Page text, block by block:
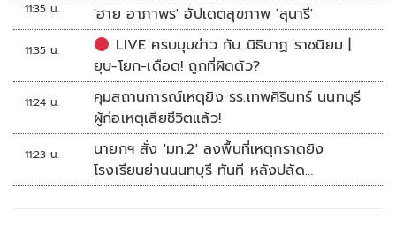
11:35 น. 'ฮาย อาภาพร' อัปเดตสุขภาพ 'สุนารี'
11:35 น.
LIVE ครบมุมข่าว กับ..นิธินาฏ ราชนิยม |
ยุบ-โยก-เดือด! ถูกที่ผิดตัว?
11:24 น.
คุมสถานการณ์เหตุยิง รร.เทพศิรินทร์ นนทบุรี
ผู้ก่อเหตุเสียชีวิตแล้ว!
11:23 น.
นายกฯ สั่ง 'มท.2' ลงพื้นที่เหตุกราดยิง
โรงเรียนย่านนนทบุรี ทันที หลังปลัด
มท.รายงานความคืบหน้า